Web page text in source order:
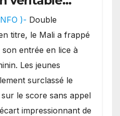
et inflige
au
)- Double
titre, le Mali a frappé
entrée en lice à
Les jeunes
surclassé le
sur le score sans appel
impressionnant de